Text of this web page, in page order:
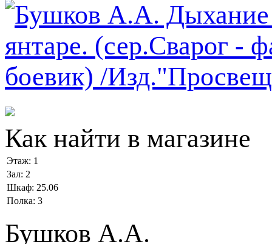
Как найти в магазине
Этаж: 1
Зал: 2
Шкаф: 25.06
Полка: 3
Бушков А.А.